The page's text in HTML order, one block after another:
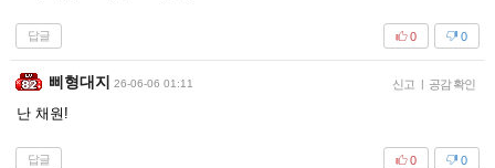
답글 0
0
삐형대지 26-06-06 01:11 신고 공감 확인
난 채원!
답글 0
0